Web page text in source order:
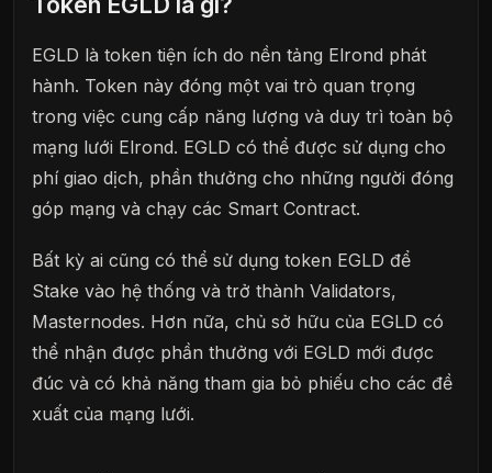
EGLD là token tiện ích do nền tảng Elrond phát
hành. Token này đóng một vai trò quan trọng
trong việc cung cấp năng lượng và duy trì toàn bộ
mạng lưới Elrond. EGLD có thể được sử dụng cho
phí giao dịch, phần thưởng cho những người đóng
góp mạng và chạy các Smart Contract.
Bất kỳ ai cũng có thể sử dụng token EGLD để
Stake vào hệ thống và trở thành Validators,
Masternodes. Hơn nữa, chủ sở hữu của EGLD có
thể nhận được phần thưởng với EGLD mới được
đúc và có khả năng tham gia bỏ phiếu cho các đề
xuất của mạng lưới.